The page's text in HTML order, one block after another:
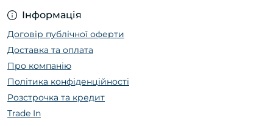
Інформація
Договір публічної оферти
Доставка та оплата
Про компанію
Політика конфіденційності
Розстрочка та кредит
Trade In